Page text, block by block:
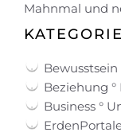
Mahnmal und
Bewusstsein
Beziehung
Business °